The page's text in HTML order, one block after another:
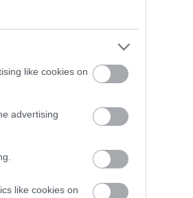
like cookies on
advertising
like cookies on
Χέρμπερτ Ντις,
μπορεί να αναγκάσει την
κλειστά για
αρχικά προγραμματιστεί.
ενώ σε μερικές
όμως αυτά τα μέτρα να